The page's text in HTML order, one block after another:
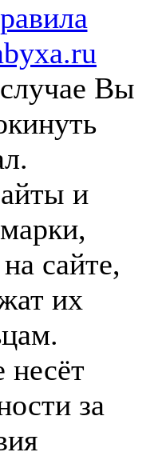
Вы
и
сайте,
их
несёт
за